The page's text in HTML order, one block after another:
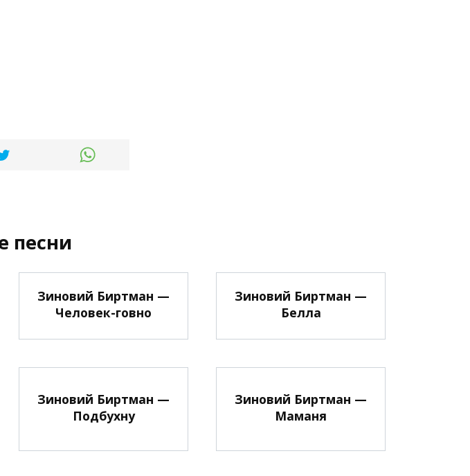
песни
Зиновий Биртман —
Человек-говно
Зиновий Биртман —
Белла
Зиновий Биртман —
Подбухну
Зиновий Биртман —
Маманя